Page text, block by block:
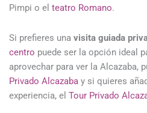
Pimpi o el teatro Romano.
Si prefieres una visita guiada
centro puede ser la opción ideal
aprovechar para ver la Alcazaba,
Privado Alcazaba y si quieres
experiencia, el Tour Privado